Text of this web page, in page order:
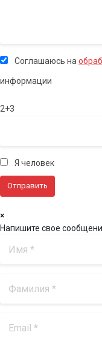
Соглашаюсь на
информации
2+3
Я человек
×
Напишите свое